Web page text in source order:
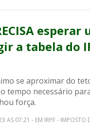
esperar
a tabela do
se aproximar do
tempo necessário
força.
AS 07:21 - EM IRPF - IMPOSTO